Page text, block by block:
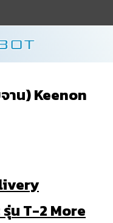
าน) Keenon
น T-2 More